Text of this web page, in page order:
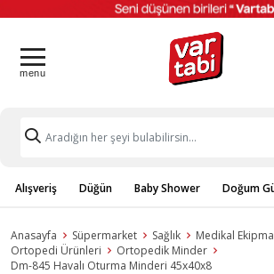
Alışveriş Düğün Baby Shower Doğum
Anasayfa Süpermarket Sağlık
Medikal
Ortopedi Ürünleri
Ortopedik Minder
Dm-845 Havalı Oturma Minderi 45x40x8